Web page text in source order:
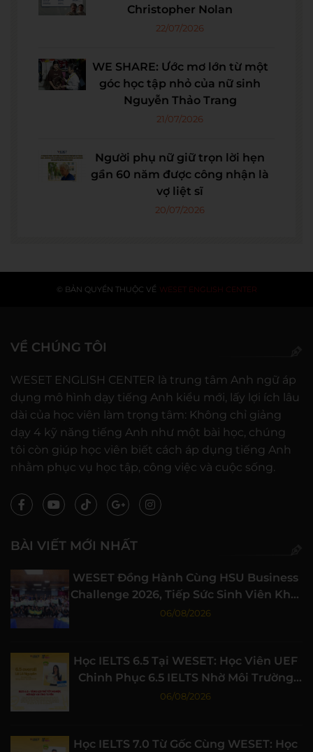
Christopher Nolan
22/07/2026
WE SHARE: Ước mơ lớn từ một
góc học tập nhỏ của nữ sinh
Nguyễn Thảo Trang
21/07/2026
Người phụ nữ giữ trọn lời hẹn
gần 60 năm được công nhận là
vợ liệt sĩ
20/07/2026
© BẢN QUYỀN THUỘC VỀ WESET ENGLISH CENTER
VỀ CHÚNG TÔI
WESET ENGLISH CENTER là trung tâm Anh ngữ áp
dụng mô hình dạy tiếng Anh kiểu mới, lấy lợi ích lâu
dài của học viên làm trọng tâm: Không chỉ giảng
dạy 4 kỹ năng tiếng Anh như một bài học, chúng
tôi còn giúp học viên biết cách áp dụng tiếng Anh
nhằm phục vụ học tập, công việc và cuộc sống.
BÀI VIẾT MỚI NHẤT
WESET Đồng Hành Cùng HSU Business
Challenge 2026, Tiếp Sức Sinh Viên Khởi
Nghiệp
06/08/2026
Học IELTS 6.5 Tại WESET: Học Viên UEF
Chinh Phục 6.5 IELTS Nhờ Môi Trường
Học Tập Chất Lượng
06/08/2026
Học IELTS 7.0 Từ Gốc Cùng WESET: Học